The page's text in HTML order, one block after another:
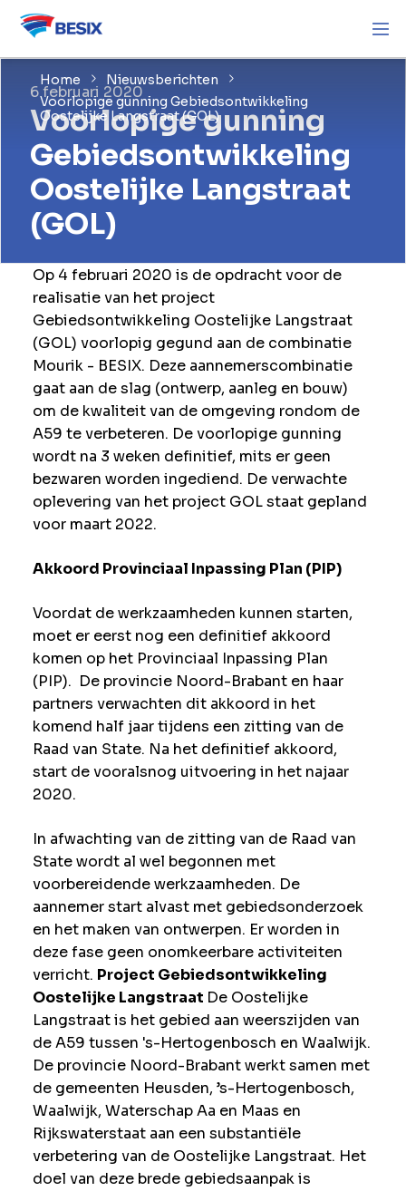
Home
Nieuwsberichten
Voorlopige gunning Gebiedsontwikkeling
Oostelijke Langstraat (GOL)
6 februari 2020
Voorlopige gunning
Gebiedsontwikkeling
Oostelijke Langstraat
(GOL)
Op 4 februari 2020 is de opdracht voor de
realisatie van het project
Gebiedsontwikkeling Oostelijke Langstraat
(GOL) voorlopig gegund aan de combinatie
Mourik - BESIX. Deze aannemerscombinatie
gaat aan de slag (ontwerp, aanleg en bouw)
om de kwaliteit van de omgeving rondom de
A59 te verbeteren. De voorlopige gunning
wordt na 3 weken definitief, mits er geen
bezwaren worden ingediend. De verwachte
oplevering van het project GOL staat gepland
voor maart 2022.
Akkoord Provinciaal Inpassing Plan (PIP)
Voordat de werkzaamheden kunnen starten,
moet er eerst nog een definitief akkoord
komen op het Provinciaal Inpassing Plan
(PIP). De provincie Noord-Brabant en haar
partners verwachten dit akkoord in het
komend half jaar tijdens een zitting van de
Raad van State. Na het definitief akkoord,
start de vooralsnog uitvoering in het najaar
2020.
In afwachting van de zitting van de Raad van
State wordt al wel begonnen met
voorbereidende werkzaamheden. De
aannemer start alvast met gebiedsonderzoek
en het maken van ontwerpen. Er worden in
deze fase geen onomkeerbare activiteiten
verricht. Project Gebiedsontwikkeling
Oostelijke Langstraat De Oostelijke
Langstraat is het gebied aan weerszijden van
de A59 tussen 's-Hertogenbosch en Waalwijk.
De provincie Noord-Brabant werkt samen met
de gemeenten Heusden, ’s-Hertogenbosch,
Waalwijk, Waterschap Aa en Maas en
Rijkswaterstaat aan een substantiële
verbetering van de Oostelijke Langstraat. Het
doel van deze brede gebiedsaanpak is